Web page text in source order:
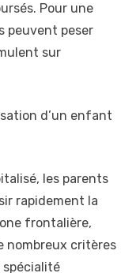
Pour une
peuvent peser
sur
d’un enfant
les parents
rapidement la
frontalière,
nombreux critères
spécialité